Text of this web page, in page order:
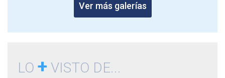
Ver más galerías
LO + VISTO DE...